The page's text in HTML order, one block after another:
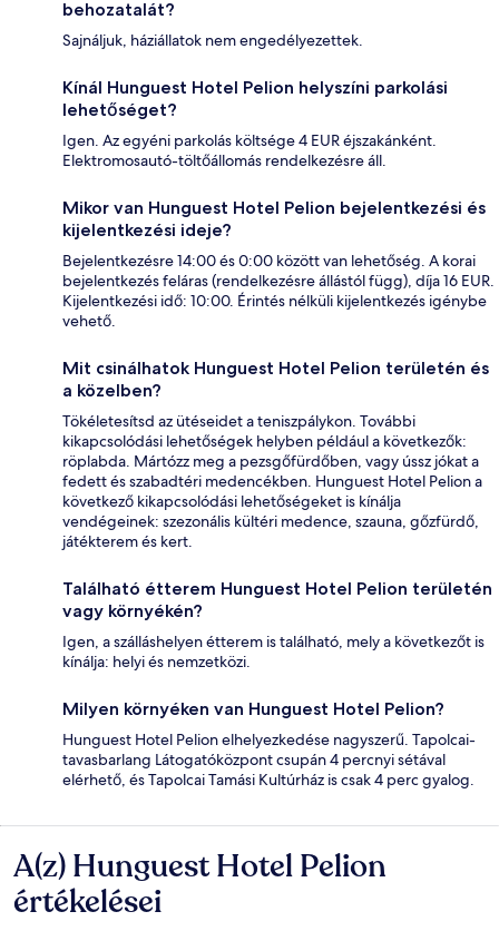
behozatalát?
Sajnáljuk, háziállatok nem engedélyezettek.
Kínál Hunguest Hotel Pelion helyszíni parkolási
lehetőséget?
Igen. Az egyéni parkolás költsége 4 EUR éjszakánként.
Elektromosautó-töltőállomás rendelkezésre áll.
Mikor van Hunguest Hotel Pelion bejelentkezési és
kijelentkezési ideje?
Bejelentkezésre 14:00 és 0:00 között van lehetőség. A korai
bejelentkezés feláras (rendelkezésre állástól függ), díja 16 EUR.
Kijelentkezési idő: 10:00. Érintés nélküli kijelentkezés igénybe
vehető.
Mit csinálhatok Hunguest Hotel Pelion területén és
a közelben?
Tökéletesítsd az ütéseidet a teniszpálykon. További
kikapcsolódási lehetőségek helyben például a következők:
röplabda. Mártózz meg a pezsgőfürdőben, vagy ússz jókat a
fedett és szabadtéri medencékben. Hunguest Hotel Pelion a
következő kikapcsolódási lehetőségeket is kínálja
vendégeinek: szezonális kültéri medence, szauna, gőzfürdő,
játékterem és kert.
Található étterem Hunguest Hotel Pelion területén
vagy környékén?
Igen, a szálláshelyen étterem is található, mely a következőt is
kínálja: helyi és nemzetközi.
Milyen környéken van Hunguest Hotel Pelion?
Hunguest Hotel Pelion elhelyezkedése nagyszerű. Tapolcai-
tavasbarlang Látogatóközpont csupán 4 percnyi sétával
elérhető, és Tapolcai Tamási Kultúrház is csak 4 perc gyalog.
Értékelések
A(z) Hunguest Hotel Pelion
értékelései